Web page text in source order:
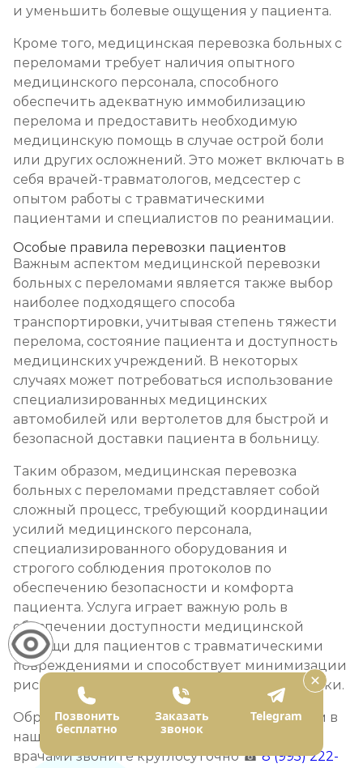
и уменьшить болевые ощущения у пациента.
Кроме того, медицинская перевозка больных с
переломами требует наличия опытного
медицинского персонала, способного
обеспечить адекватную иммобилизацию
перелома и предоставить необходимую
медицинскую помощь в случае острой боли
или других осложнений. Это может включать в
себя врачей-травматологов, медсестер с
опытом работы с травматическими
пациентами и специалистов по реанимации.
Особые правила перевозки пациентов
Важным аспектом медицинской перевозки
больных с переломами является также выбор
наиболее подходящего способа
транспортировки, учитывая степень тяжести
перелома, состояние пациента и доступность
медицинских учреждений. В некоторых
случаях может потребоваться использование
специализированных медицинских
автомобилей или вертолетов для быстрой и
безопасной доставки пациента в больницу.
Таким образом, медицинская перевозка
больных с переломами представляет собой
сложный процесс, требующий координации
усилий медицинского персонала,
специализированного оборудования и
строгого соблюдения протоколов по
обеспечению безопасности и комфорта
пациента. Услуга играет важную роль в
обеспечении доступности медицинской
помощи для пациентов с травматическими
повреждениями и способствует минимизации
риска осложнений во время транспортировки.
Обратиться за помощью к врачу предлагаем в
нашу
клинику. Для консультации с нашими
врачами звоните круглосуточно ☎8 (995) 222-
Позвонить
бесплатно
Заказать
звонок
Telegram